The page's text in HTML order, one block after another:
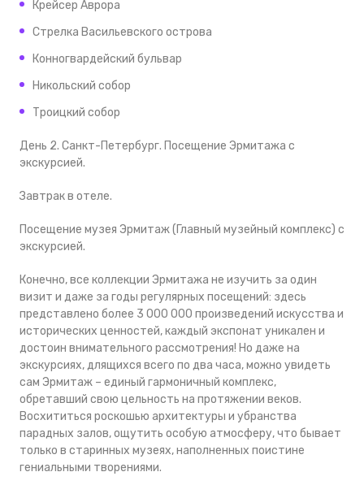
Крейсер Аврора
Стрелка Васильевского острова
Конногвардейский бульвар
Никольский собор
Троицкий собор
День 2. Санкт-Петербург. Посещение Эрмитажа с
экскурсией.
Завтрак в отеле.
Посещение музея Эрмитаж (Главный музейный комплекс) с
экскурсией.
Конечно, все коллекции Эрмитажа не изучить за один
визит и даже за годы регулярных посещений: здесь
представлено более 3 000 000 произведений искусства и
исторических ценностей, каждый экспонат уникален и
достоин внимательного рассмотрения! Но даже на
экскурсиях, длящихся всего по два часа, можно увидеть
сам Эрмитаж – единый гармоничный комплекс,
обретавший свою цельность на протяжении веков.
Восхититься роскошью архитектуры и убранства
парадных залов, ощутить особую атмосферу, что бывает
только в старинных музеях, наполненных поистине
гениальными творениями.